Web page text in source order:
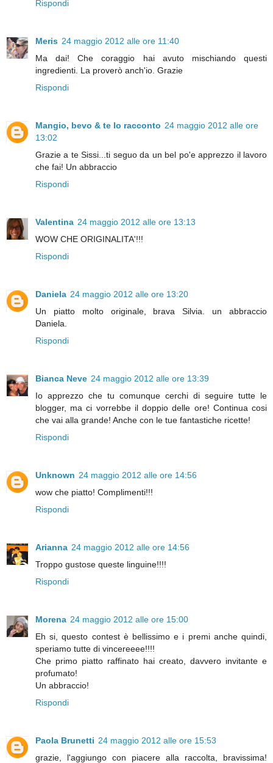
Rispondi
Meris 24 maggio 2012 alle ore 11:40
Ma dai! Che coraggio hai avuto mischiando questi
ingredienti. La proverò anch'io. Grazie
Rispondi
Mangio, bevo & te lo racconto 24 maggio 2012 alle ore
13:02
Grazie a te Sissi...ti seguo da un bel po'e apprezzo il lavoro
che fai! Un abbraccio
Rispondi
Valentina 24 maggio 2012 alle ore 13:13
WOW CHE ORIGINALITA'!!!
Rispondi
Daniela 24 maggio 2012 alle ore 13:20
Un piatto molto originale, brava Silvia. un abbraccio
Daniela.
Rispondi
Bianca Neve 24 maggio 2012 alle ore 13:39
Io apprezzo che tu comunque cerchi di seguire tutte le
blogger, ma ci vorrebbe il doppio delle ore! Continua cosi
che vai alla grande! Anche con le tue fantastiche ricette!
Rispondi
Unknown 24 maggio 2012 alle ore 14:56
wow che piatto! Complimenti!!!
Rispondi
Arianna 24 maggio 2012 alle ore 14:56
Troppo gustose queste linguine!!!!
Rispondi
Morena 24 maggio 2012 alle ore 15:00
Eh si, questo contest è bellissimo e i premi anche quindi,
speriamo tutte di vincereeee!!!!
Che primo piatto raffinato hai creato, davvero invitante e
profumato!
Un abbraccio!
Rispondi
Paola Brunetti 24 maggio 2012 alle ore 15:53
grazie, l'aggiungo con piacere alla raccolta, bravissima!